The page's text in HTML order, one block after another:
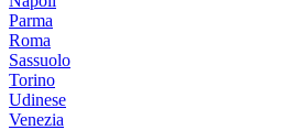
Parma
Roma
Sassuolo
Torino
Udinese
Venezia